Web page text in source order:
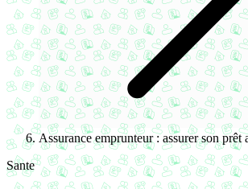
Assurance emprunteur : assurer son prêt
Sante